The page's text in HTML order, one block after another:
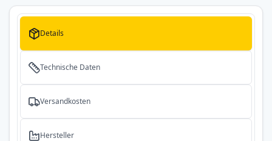
Details
Technische Daten
Versandkosten
Hersteller